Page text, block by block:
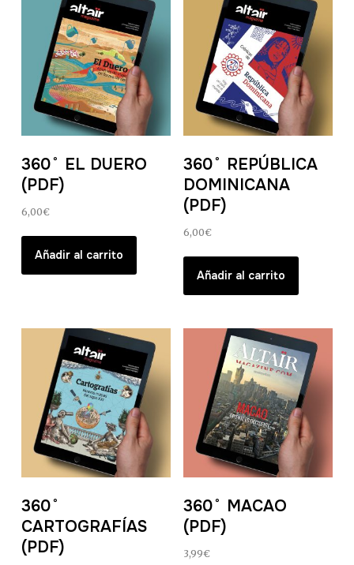
360˚ EL DUERO
(PDF)
6,00€
Añadir al carrito
360˚ REPÚBLICA
DOMINICANA
(PDF)
6,00€
Añadir al carrito
360˚
CARTOGRAFÍAS
(PDF)
360˚ MACAO
(PDF)
3,99€